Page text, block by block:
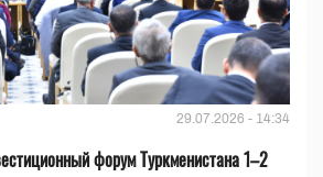
29.07.2026 - 14:34
форум Туркменистана 1–2